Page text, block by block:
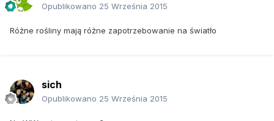
Opublikowano 25 Września 2015
Różne rośliny mają różne zapotrzebowanie na światło
sich
Opublikowano 25 Września 2015